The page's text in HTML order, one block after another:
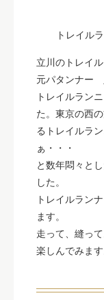
トレイル
立川のトレイ
元パタンナー
トレイルラン
た。東京の西
るトレイルラ
ぁ・・・
と数年悶々と
した。
トレイルラン
ます。
走って、縫っ
楽しんでみます